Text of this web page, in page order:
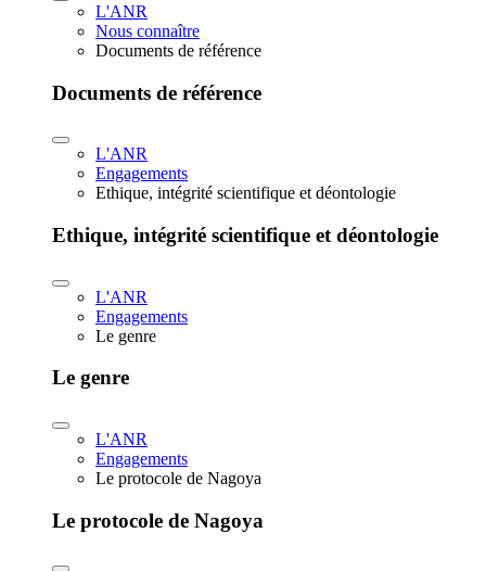
L'ANR
Nous connaître
Documents de référence
Documents de référence
L'ANR
Engagements
Ethique, intégrité scientifique et déontologie
Ethique, intégrité scientifique et déontologie
L'ANR
Engagements
Le genre
Le genre
L'ANR
Engagements
Le protocole de Nagoya
Le protocole de Nagoya